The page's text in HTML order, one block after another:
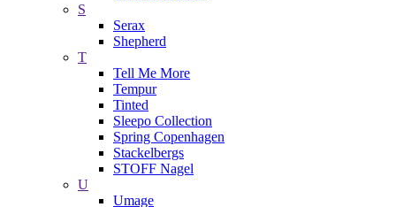
S
Serax
Shepherd
T
Tell Me More
Tempur
Tinted
Sleepo Collection
Spring Copenhagen
Stackelbergs
STOFF Nagel
U
Umage